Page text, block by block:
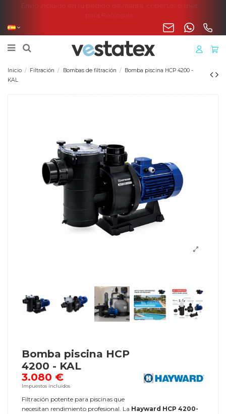
Inicio Filtración Bombas de filtración
Bomba piscina HCP 4200 -
KAL
Bomba piscina HCP
4200 - KAL
3.080 €
Impuestos incluidos
Filtración potente para piscinas que
necesitan rendimiento profesional. La Hayward HCP 4200-